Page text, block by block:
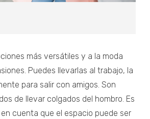
más versátiles y a la moda
Puedes llevarlas al trabajo, la
para salir con amigos. Son
de llevar colgados del hombro. Es
cuenta que el espacio puede ser